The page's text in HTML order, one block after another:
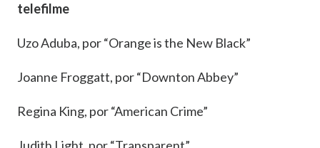
telefilme
Uzo Aduba, por “Orange is the New Black”
Joanne Froggatt, por “Downton Abbey”
Regina King, por “American Crime”